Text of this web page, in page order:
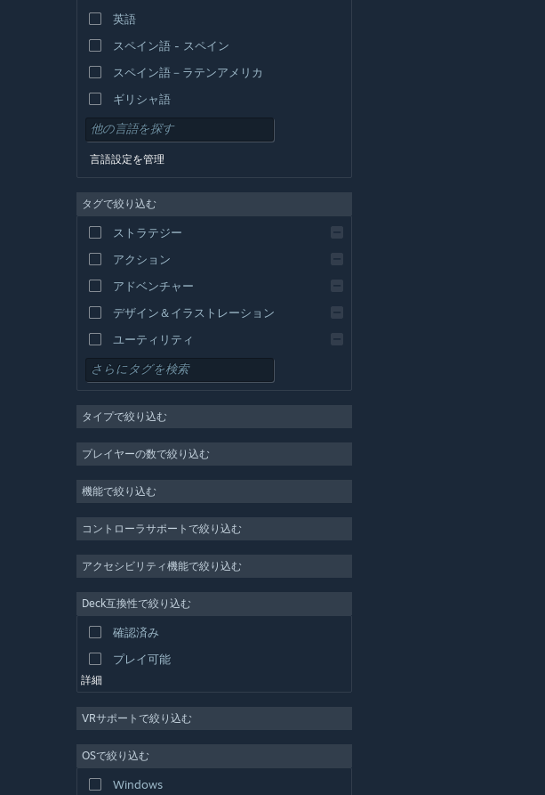
英語
スペイン語 - スペイン
スペイン語－ラテンアメリカ
ギリシャ語
言語設定を管理
タグで絞り込む
ストラテジー
アクション
アドベンチャー
デザイン＆イラストレーション
ユーティリティ
無料プレイ
MMO
インディー
カジュアル
シミュレーション
動画制作
写真編集
タイプで絞り込む
プレイヤーの数で絞り込む
機能で絞り込む
コントローラサポートで絞り込む
アクセシビリティ機能で絞り込む
Deck互換性で絞り込む
確認済み
プレイ可能
詳細
VRサポートで絞り込む
OSで絞り込む
Windows